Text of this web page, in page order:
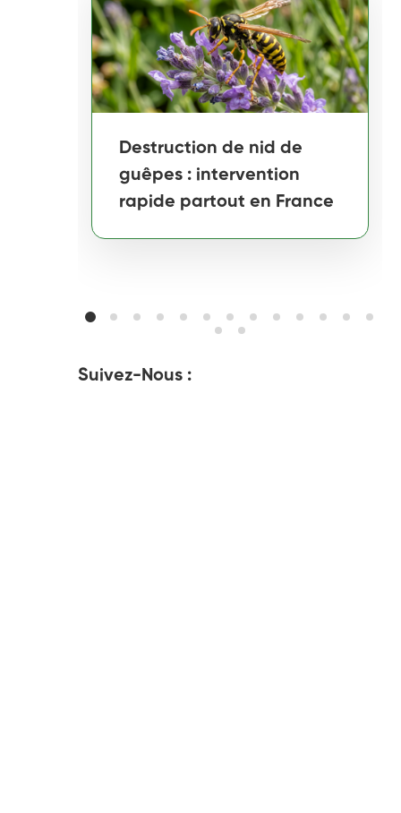
Destruction de nid de
guêpes : intervention
rapide partout en France
Suivez-Nous :